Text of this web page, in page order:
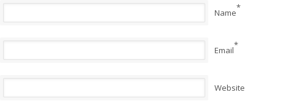
Name*
Email*
Website